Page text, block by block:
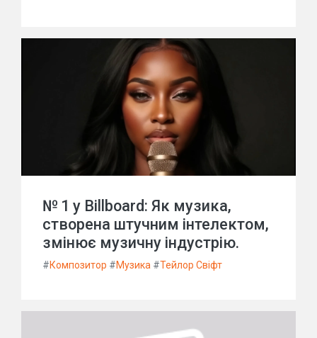
№ 1 у Billboard: Як музика,
створена штучним інтелектом,
змінює музичну індустрію.
#Композитор #Музика #Тейлор Свіфт